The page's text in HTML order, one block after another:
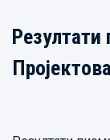
Резултати